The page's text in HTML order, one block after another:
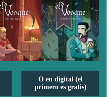
O en digital (el
primero es gratis)